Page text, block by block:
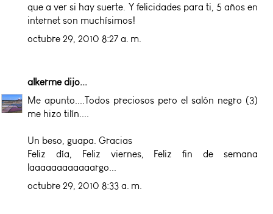
que a ver si hay suerte. Y felicidades para ti, 5 años en
internet son muchísimos!
octubre 29, 2010 8:27 a. m.
alkermedijo...
Me apunto....Todos preciosos pero el salón negro (3)
me hizo tilín....
Un beso, guapa. Gracias
Feliz día, Feliz viernes, Feliz fin de semana
laaaaaaaaaaaargo...
octubre 29, 2010 8:33 a. m.